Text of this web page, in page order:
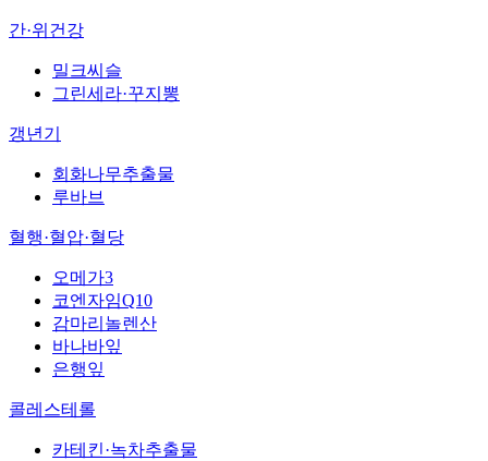
간·위건강
밀크씨슬
그린세라·꾸지뽕
갱년기
회화나무추출물
루바브
혈행·혈압·혈당
오메가3
코엔자임Q10
감마리놀렌산
바나바잎
은행잎
콜레스테롤
카테킨·녹차추출물